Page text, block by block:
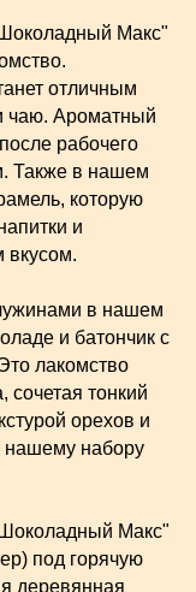
Макс"
отличным
чаю. Ароматный
рабочего
Также в нашем
которую
и
вкусом.
в нашем
и батончик с
лакомство
сочетая тонкий
орехов и
нашему набору
Макс"
под горячую
деревянная